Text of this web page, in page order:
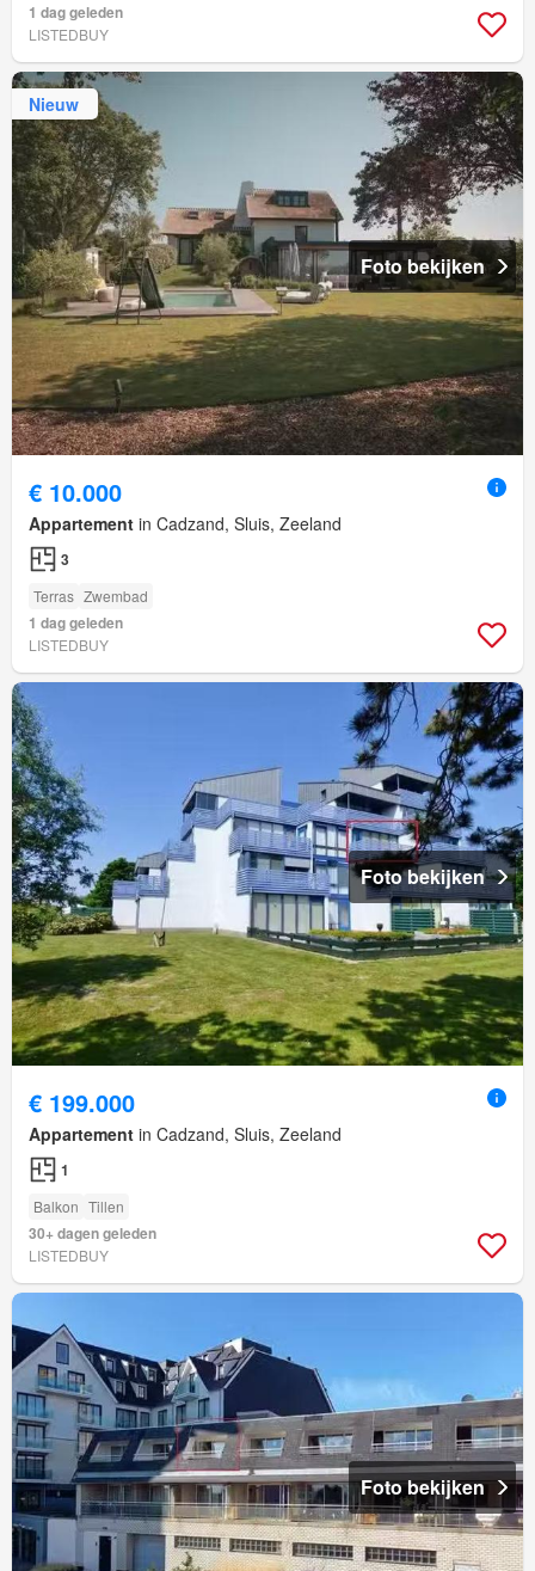
1 dag geleden
LISTEDBUY
Nieuw
Foto bekijken
€ 10.000
Appartement in Cadzand, Sluis, Zeeland
3
Terras Zwembad
1 dag geleden
LISTEDBUY
Foto bekijken
€ 199.000
Appartement in Cadzand, Sluis, Zeeland
1
Balkon Tillen
30+ dagen geleden
LISTEDBUY
Foto bekijken